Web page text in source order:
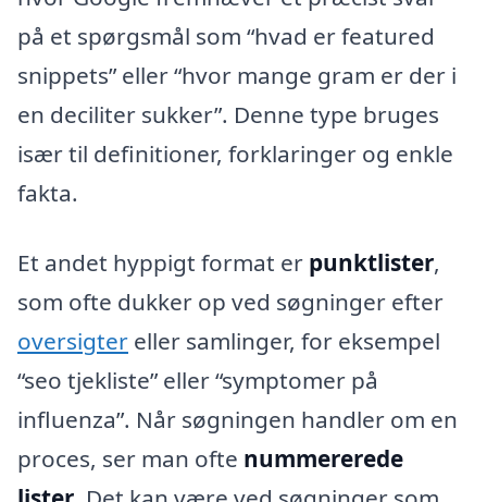
på et spørgsmål som “hvad er featured
snippets” eller “hvor mange gram er der i
en deciliter sukker”. Denne type bruges
især til definitioner, forklaringer og enkle
fakta.
Et andet hyppigt format er punktlister,
som ofte dukker op ved søgninger efter
oversigter eller samlinger, for eksempel
“seo tjekliste” eller “symptomer på
influenza”. Når søgningen handler om en
proces, ser man ofte nummererede